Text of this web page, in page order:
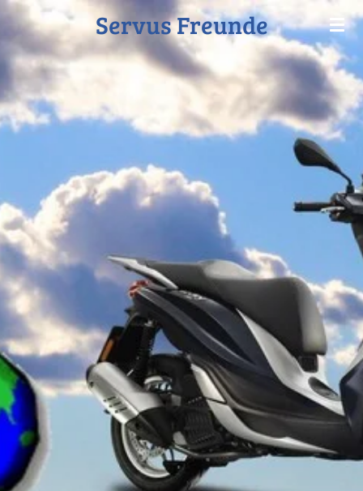
Zum
Hauptinhalt
springen
Servus Freunde